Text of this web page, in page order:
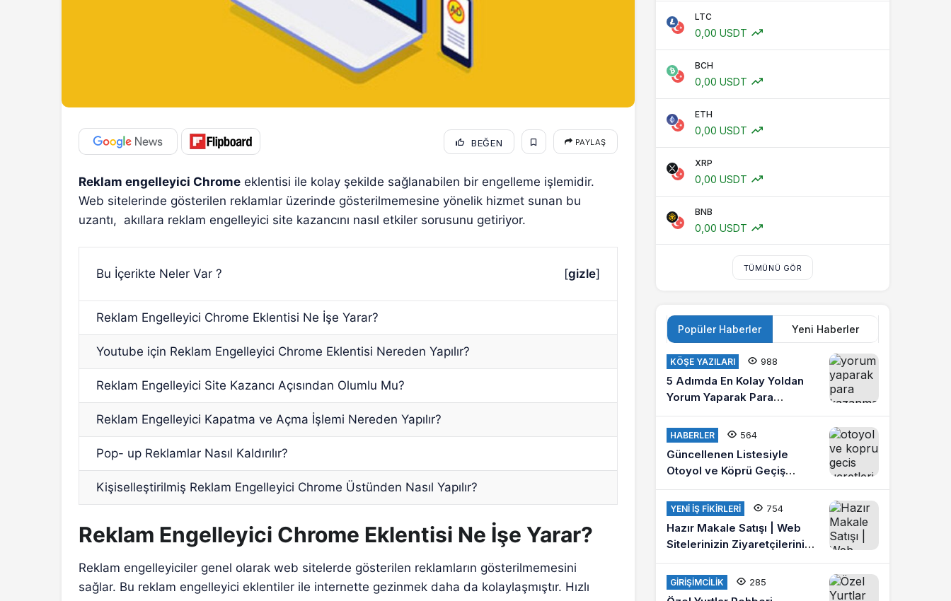
BEĞEN PAYLAŞ
Reklam engelleyici Chrome eklentisi ile kolay şekilde sağlanabilen bir engelleme işlemidir.
Web sitelerinde gösterilen reklamlar üzerinde gösterilmemesine yönelik hizmet sunan bu
uzantı, akıllara reklam engelleyici site kazancını nasıl etkiler sorusunu getiriyor.
Bu İçerikte Neler Var ? [gizle]
Reklam Engelleyici Chrome Eklentisi Ne İşe Yarar?
Youtube için Reklam Engelleyici Chrome Eklentisi Nereden Yapılır?
Reklam Engelleyici Site Kazancı Açısından Olumlu Mu?
Reklam Engelleyici Kapatma ve Açma İşlemi Nereden Yapılır?
Pop- up Reklamlar Nasıl Kaldırılır?
Kişiselleştirilmiş Reklam Engelleyici Chrome Üstünden Nasıl Yapılır?
Reklam Engelleyici Chrome Eklentisi Ne İşe Yarar?
Reklam engelleyiciler genel olarak web sitelerde gösterilen reklamların gösterilmemesini
sağlar. Bu reklam engelleyici eklentiler ile internette gezinmek daha da kolaylaşmıştır. Hızlı
LTC
0,00 USDT
BCH
0,00 USDT
ETH
0,00 USDT
XRP
0,00 USDT
BNB
0,00 USDT
TÜMÜNÜ GÖR
Popüler Haberler Yeni Haberler
KÖŞE YAZILARI 988
5 Adımda En Kolay Yoldan
Yorum Yaparak Para
Kazanma
HABERLER 564
Güncellenen Listesiyle
Otoyol ve Köprü Geçiş
Ücretleri 2021
YENI İŞ FIKIRLERI 754
Hazır Makale Satışı | Web
Sitelerinizin Ziyaretçilerini
Arttırın
GIRIŞIMCILIK 285